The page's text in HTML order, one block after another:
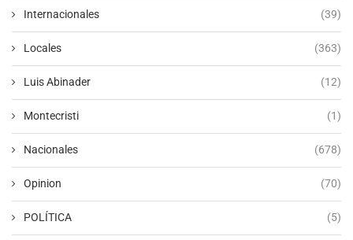
Internacionales (39)
Locales (363)
Luis Abinader (12)
Montecristi (1)
Nacionales (678)
Opinion (70)
POLÍTICA (5)